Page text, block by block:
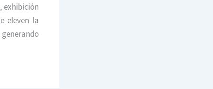
exhibición
eleven la